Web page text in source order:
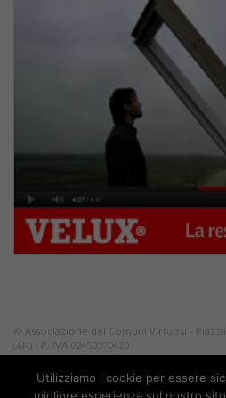
© Associazione dei Comuni Virtuosi -
(AN) - P. IVA 02450370420
Tutti i diritti riservati.
PrivacyUtilizziamo i cookie per essere